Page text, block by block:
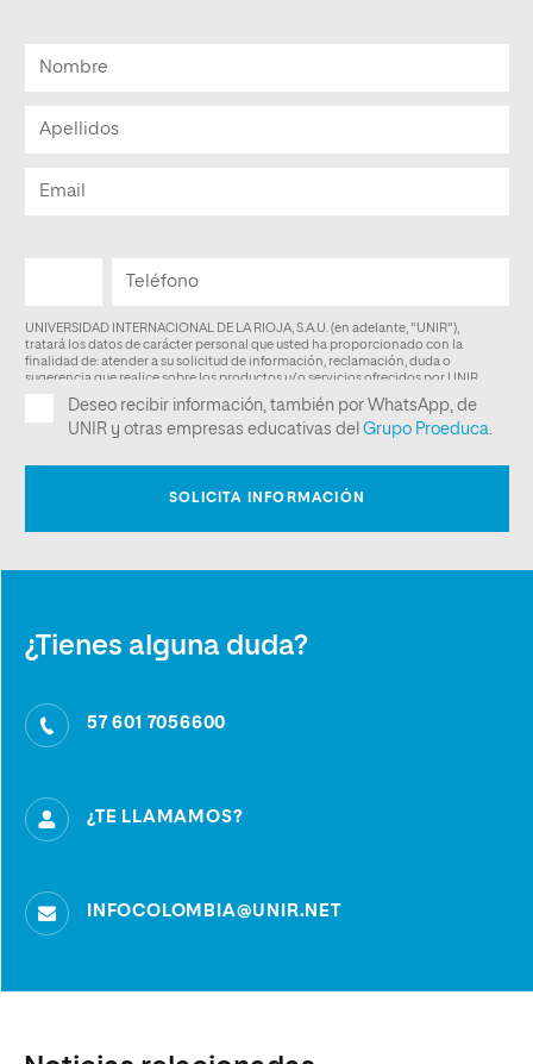
¿Tienes alguna duda?
57 601 7056600
¿TE LLAMAMOS?
INFOCOLOMBIA@UNIR.NET